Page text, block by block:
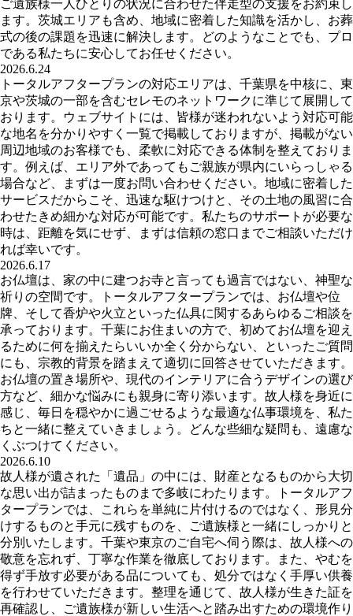
ご遺族様一人ひとりの状況に合わせた伴走型の支援をお約束し
ます。茨城エリアも含め、地域に密着した知識を活かし、お葬
式の後の課題を迅速に解決します。どのようなことでも、プロ
である私たちに安心してお任せください。
2026.6.24
トータルアフタープランの対応エリアは、千葉県を中核に、東
京や茨城の一部を含むセレモのネットワークに準じて展開して
おります。ウェブサイトには、皆様が迷われないよう対応可能
な地名を分かりやすく一覧で掲載しておりますが、掲載がない
周辺地域のお客様でも、柔軟に対応できる体制を整えておりま
す。例えば、エリア外であってもご親族が県内にいらっしゃる
場合など、まずは一度お問い合わせください。地域に密着した
サービスだからこそ、迅速な駆けつけと、その土地の風習に合
わせたきめ細かな対応が可能です。私たちのサポートが必要な
時は、距離を気にせず、まずは信頼の窓口までご相談いただけ
れば幸いです。
2026.6.17
お仏壇は、家の中に建つお寺と言っても過言ではない、神聖な
祈りの空間です。トータルアフタープランでは、お仏壇や位
牌、そして香炉や火立といった仏具に関するあらゆるご相談を
承っております。千葉にお住まいの方で、初めてお仏壇を迎え
るために何を揃えたらいいか全く分からない、といったご質問
にも、宗教的背景を踏まえて適切に回答させていただきます。
お仏壇の置き場所や、現代のインテリアに合うデザインの選び
方など、細かな悩みにも親身に寄り添います。故人様を身近に
感じ、毎日を穏やかに過ごせるような最適な仏事環境を、私た
ちと一緒に整えていきましょう。どんな些細な疑問も、遠慮な
くぶつけてください。
2026.6.10
故人様が遺された「遺品」の中には、財産となるものから大切
な思い出が詰まったものまで多岐にわたります。トータルアフ
タープランでは、これらを単純に片付けるのではなく、形見分
けするものと手元に残すものを、ご遺族様と一緒にしっかりと
分別いたします。千葉や東京のご自宅へ伺う際は、故人様への
敬意を忘れず、丁寧な作業を徹底しております。また、やむを
得ず手放す必要がある品についても、処分ではなく手厚い供養
を行わせていただきます。整理を通じて、故人様が生きた証を
再確認し、ご遺族様が新しい生活へと踏み出すための環境作り